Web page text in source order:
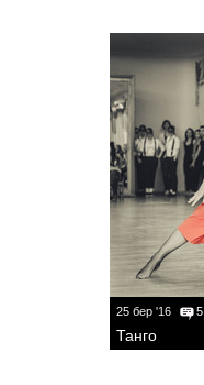
25 бер '16 5
Танго